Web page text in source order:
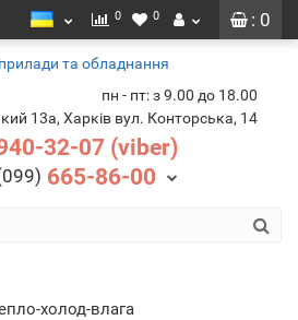
: 0
0 0
пн - пт: з 9.00 до 18.00
13а, Харків вул. Конторська, 14
32-07 (viber)
665-86-00
холод-влага